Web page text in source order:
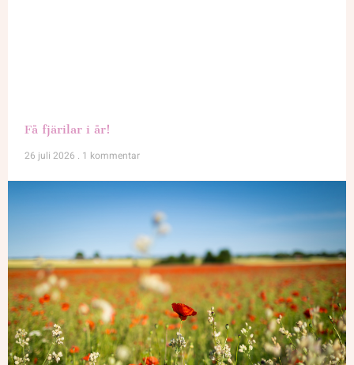
Få fjärilar i år!
26 juli 2026
1 kommentar